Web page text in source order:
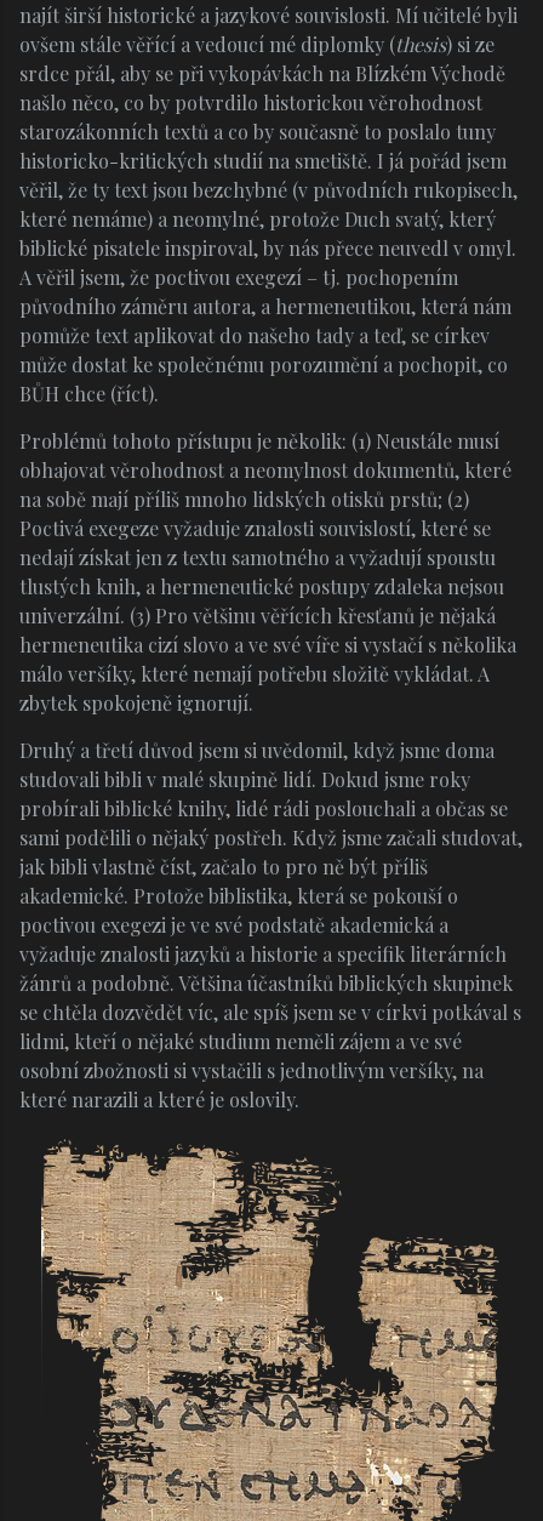
najít širší historické a jazykové souvislosti. Mí učitelé byli
ovšem stále věřící a vedoucí mé diplomky (thesis) si ze
srdce přál, aby se při vykopávkách na Blízkém Východě
našlo něco, co by potvrdilo historickou věrohodnost
starozákonních textů a co by současně to poslalo tuny
historicko-kritických studií na smetiště. I já pořád jsem
věřil, že ty text jsou bezchybné (v původních rukopisech,
které nemáme) a neomylné, protože Duch svatý, který
biblické pisatele inspiroval, by nás přece neuvedl v omyl.
A věřil jsem, že poctivou exegezí – tj. pochopením
původního záměru autora, a hermeneutikou, která nám
pomůže text aplikovat do našeho tady a teď, se církev
může dostat ke společnému porozumění a pochopit, co
BŮH chce (říct).
Problémů tohoto přístupu je několik: (1) Neustále musí
obhajovat věrohodnost a neomylnost dokumentů, které
na sobě mají příliš mnoho lidských otisků prstů; (2)
Poctivá exegeze vyžaduje znalosti souvislostí, které se
nedají získat jen z textu samotného a vyžadují spoustu
tlustých knih, a hermeneutické postupy zdaleka nejsou
univerzální. (3) Pro většinu věřících křesťanů je nějaká
hermeneutika cizí slovo a ve své víře si vystačí s několika
málo veršíky, které nemají potřebu složitě vykládat. A
zbytek spokojeně ignorují.
Druhý a třetí důvod jsem si uvědomil, když jsme doma
studovali bibli v malé skupině lidí. Dokud jsme roky
probírali biblické knihy, lidé rádi poslouchali a občas se
sami podělili o nějaký postřeh. Když jsme začali studovat,
jak bibli vlastně číst, začalo to pro ně být příliš
akademické. Protože biblistika, která se pokouší o
poctivou exegezi je ve své podstatě akademická a
vyžaduje znalosti jazyků a historie a specifik literárních
žánrů a podobně. Většina účastníků biblických skupinek
se chtěla dozvědět víc, ale spíš jsem se v církvi potkával s
lidmi, kteří o nějaké studium neměli zájem a ve své
osobní zbožnosti si vystačili s jednotlivým veršíky, na
které narazili a které je oslovily.